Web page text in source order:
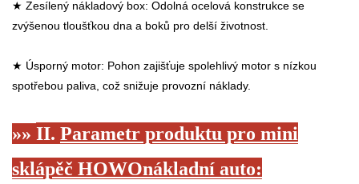
★ Zesílený nákladový box: Odolná ocelová konstrukce se
zvýšenou tloušťkou dna a boků pro delší životnost.
★ Úsporný motor: Pohon zajišťuje spolehlivý motor s nízkou
spotřebou paliva, což snižuje provozní náklady.
»» II. Parametr produktu pro mini
sklápěč HOWOnákladní auto: